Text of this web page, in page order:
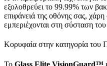
εξολοθρεύει το 99.99% των
επιφάνειά της οθόνης σας,
εμπεριέχονται στη σύσταση
Κορυφαία στην κατηγορία του
Το Glass Elite VisionGuard™